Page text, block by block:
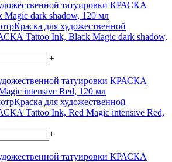
Краска для художественной
Tattoo Ink, Black Magic dark shadow,
+
Краска для художественной
Tattoo Ink, Red Magic intensive Red,
+